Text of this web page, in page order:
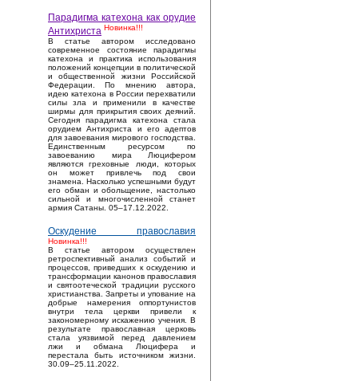
Парадигма катехона как орудие
Антихриста Новинка!!!
В статье автором исследовано
современное состояние парадигмы
катехона и практика использования
положений концепции в политической
и общественной жизни Российской
Федерации. По мнению автора,
идею катехона в России перехватили
силы зла и применили в качестве
ширмы для прикрытия своих деяний.
Сегодня парадигма катехона стала
орудием Антихриста и его адептов
для завоевания мирового господства.
Единственным ресурсом по
завоеванию мира Люцифером
являются греховные люди, которых
он может привлечь под свои
знамена. Насколько успешными будут
его обман и обольщение, настолько
сильной и многочисленной станет
армия Сатаны. 05–17.12.2022.
Оскудение православия
Новинка!!!
В статье автором осуществлен
ретроспективный анализ событий и
процессов, приведших к оскудению и
трансформации канонов православия
и святоотеческой традиции русского
христианства. Запреты и упование на
добрые намерения оппортунистов
внутри тела церкви привели к
закономерному искажению учения. В
результате православная церковь
стала уязвимой перед давлением
лжи и обмана Люцифера и
перестала быть источником жизни.
30.09–25.11.2022.